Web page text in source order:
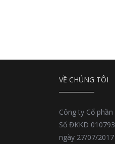
VỀ CHÚNG TÔI
Công ty Cổ phần
Số ĐKKD
ngày 27/07/2017